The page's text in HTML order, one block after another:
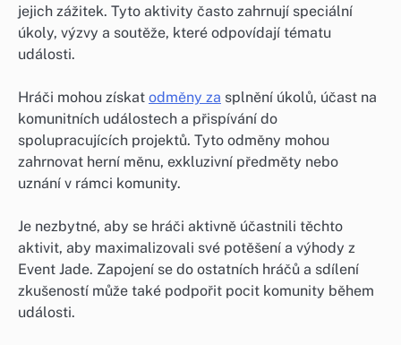
jejich zážitek. Tyto aktivity často zahrnují speciální
úkoly, výzvy a soutěže, které odpovídají tématu
události.
Hráči mohou získat odměny za splnění úkolů, účast na
komunitních událostech a přispívání do
spolupracujících projektů. Tyto odměny mohou
zahrnovat herní měnu, exkluzivní předměty nebo
uznání v rámci komunity.
Je nezbytné, aby se hráči aktivně účastnili těchto
aktivit, aby maximalizovali své potěšení a výhody z
Event Jade. Zapojení se do ostatních hráčů a sdílení
zkušeností může také podpořit pocit komunity během
události.